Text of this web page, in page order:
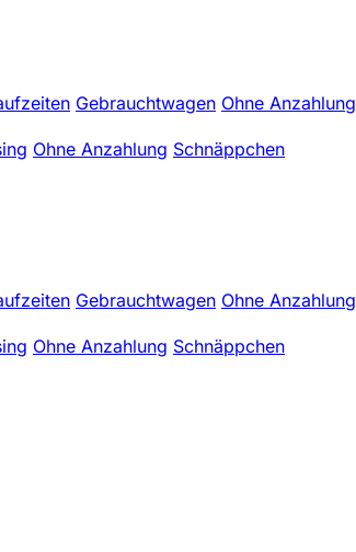
Gebrauchtwagen Ohne Anzahlung
Ohne Anzahlung Schnäppchen
Gebrauchtwagen Ohne Anzahlung
Ohne Anzahlung Schnäppchen